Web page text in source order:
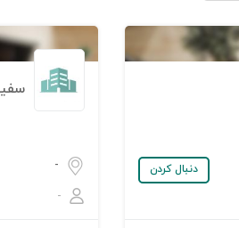
دنبال کردن
-
-